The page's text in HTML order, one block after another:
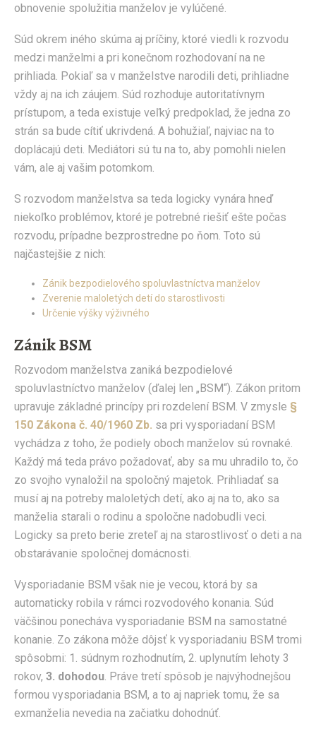
obnovenie spolužitia manželov je vylúčené.
Súd okrem iného skúma aj príčiny, ktoré viedli k rozvodu
medzi manželmi a pri konečnom rozhodovaní na ne
prihliada. Pokiaľ sa v manželstve narodili deti, prihliadne
vždy aj na ich záujem. Súd rozhoduje autoritatívnym
prístupom, a teda existuje veľký predpoklad, že jedna zo
strán sa bude cítiť ukrivdená. A bohužiaľ, najviac na to
doplácajú deti. Mediátori sú tu na to, aby pomohli nielen
vám, ale aj vašim potomkom.
S rozvodom manželstva sa teda logicky vynára hneď
niekoľko problémov, ktoré je potrebné riešiť ešte počas
rozvodu, prípadne bezprostredne po ňom. Toto sú
najčastejšie z nich:
Zánik bezpodielového spoluvlastníctva manželov
Zverenie maloletých detí do starostlivosti
Určenie výšky výživného
Zánik BSM
Rozvodom manželstva zaniká bezpodielové
spoluvlastníctvo manželov (ďalej len „BSM“). Zákon pritom
upravuje základné princípy pri rozdelení BSM. V zmysle §
150 Zákona č. 40/1960 Zb. sa pri vysporiadaní BSM
vychádza z toho, že podiely oboch manželov sú rovnaké.
Každý má teda právo požadovať, aby sa mu uhradilo to, čo
zo svojho vynaložil na spoločný majetok. Prihliadať sa
musí aj na potreby maloletých detí, ako aj na to, ako sa
manželia starali o rodinu a spoločne nadobudli veci.
Logicky sa preto berie zreteľ aj na starostlivosť o deti a na
obstarávanie spoločnej domácnosti.
Vysporiadanie BSM však nie je vecou, ktorá by sa
automaticky robila v rámci rozvodového konania. Súd
väčšinou ponecháva vysporiadanie BSM na samostatné
konanie. Zo zákona môže dôjsť k vysporiadaniu BSM tromi
spôsobmi: 1. súdnym rozhodnutím, 2. uplynutím lehoty 3
rokov, 3. dohodou. Práve tretí spôsob je najvýhodnejšou
formou vysporiadania BSM, a to aj napriek tomu, že sa
exmanželia nevedia na začiatku dohodnúť.